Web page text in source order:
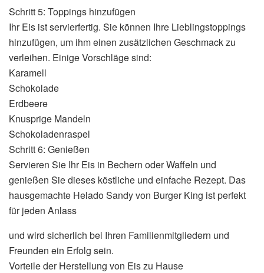
Schritt 5: Toppings hinzufügen
Ihr Eis ist servierfertig. Sie können Ihre Lieblingstoppings
hinzufügen, um ihm einen zusätzlichen Geschmack zu
verleihen. Einige Vorschläge sind:
Karamell
Schokolade
Erdbeere
Knusprige Mandeln
Schokoladenraspel
Schritt 6: Genießen
Servieren Sie Ihr Eis in Bechern oder Waffeln und
genießen Sie dieses köstliche und einfache Rezept. Das
hausgemachte Helado Sandy von Burger King ist perfekt
für jeden Anlass
und wird sicherlich bei Ihren Familienmitgliedern und
Freunden ein Erfolg sein.
Vorteile der Herstellung von Eis zu Hause